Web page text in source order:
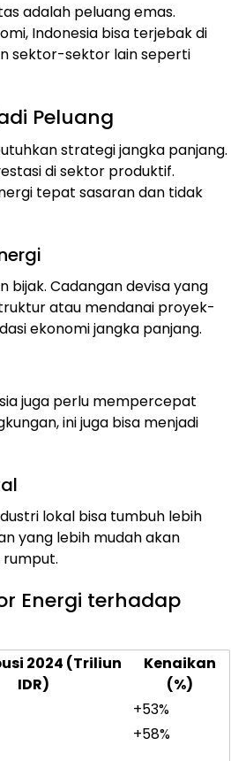
adalah peluang emas.
Indonesia bisa terjebak di
sektor-sektor lain seperti
Peluang
strategi jangka panjang.
di sektor produktif.
tepat sasaran dan tidak
bijak. Cadangan devisa yang
atau mendanai proyek-
ekonomi jangka panjang.
juga perlu mempercepat
ini juga bisa menjadi
lokal bisa tumbuh lebih
yang lebih mudah akan
Energi terhadap
2024 (Triliun
IDR)
Kenaikan
(%)
+53%
+58%